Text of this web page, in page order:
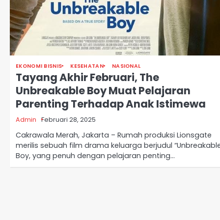
EKONOMI BISNIS KESEHATAN NASIONAL
Tayang Akhir Februari, The
Unbreakable Boy Muat Pelajaran
Parenting Terhadap Anak Istimewa
Admin Februari 28, 2025
Cakrawala Merah, Jakarta – Rumah produksi Lionsgate
merilis sebuah film drama keluarga berjudul
Boy, yang penuh dengan pelajaran penting…